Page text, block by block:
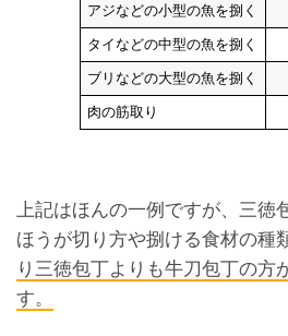
アジなどの小型の魚を捌く
タイなどの中型の魚を捌く
ブリなどの大型の魚を捌く
肉の筋取り
上記はほんの一例ですが、三徳
ほうが切り方や捌ける食材の種
り三徳包丁よりも牛刀包丁の方
す。